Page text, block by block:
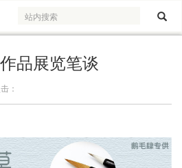
品展览笔谈
：